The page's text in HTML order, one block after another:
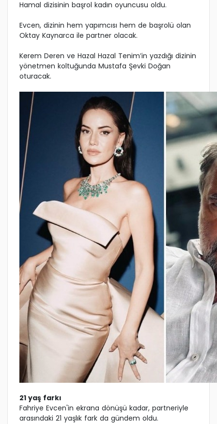
Hamal dizisinin başrol kadın oyuncusu oldu.
Evcen, dizinin hem yapımcısı hem de başrolü olan
Oktay Kaynarca ile partner olacak.
Kerem Deren ve Hazal Hazal Tenim’in yazdığı dizinin
yönetmen koltuğunda Mustafa Şevki Doğan
oturacak.
21 yaş farkı
Fahriye Evcen'in ekrana dönüşü kadar, partneriyle
arasındaki 21 yaşlık fark da gündem oldu.